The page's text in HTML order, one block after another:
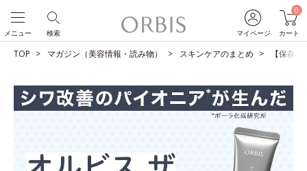
マイページ
0
カート
検索
メニュー
TOP マガジン（美容情報・読み物） スキンケアのまとめ 【保存